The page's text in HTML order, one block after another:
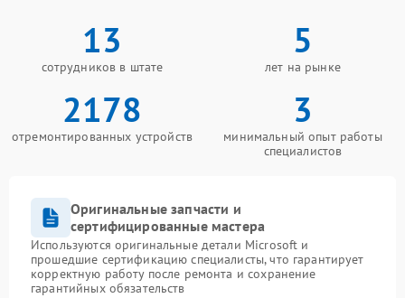
13
сотрудников в штате
5
лет на рынке
2178
отремонтированных устройств
3
минимальный опыт работы
специалистов
Оригинальные запчасти и
сертифицированные мастера
Используются оригинальные детали Microsoft и
прошедшие сертификацию специалисты, что гарантирует
корректную работу после ремонта и сохранение
гарантийных обязательств